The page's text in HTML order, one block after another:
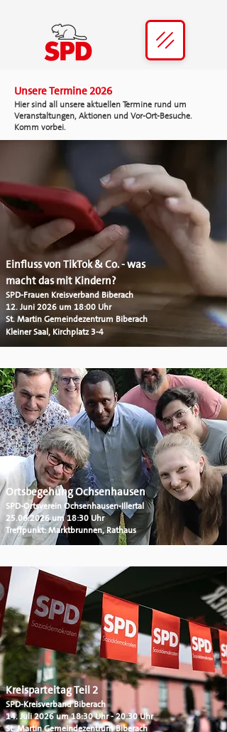
Unsere Termine 2026
Hier sind all unsere aktuellen Termine rund um
Veranstaltungen, Aktionen und Vor-Ort-Besuche.
Komm vorbei.
Einfluss von TikTok & Co. - was
macht das mit Kindern?
SPD-Frauen Kreisverband Biberach
12. Juni 2026 um 18:00 Uhr
St. Martin Gemeindezentrum Biberach
Kleiner Saal, Kirchplatz 3-4
Ortsbegehung Ochsenhausen
SPD-Ortsverein Ochsenhausen-Illertal
25.06.2026um 18:30 Uhr
Treffpunkt: Marktbrunnen, Rathaus
Kreisparteitag Teil 2
SPD-Kreisverband Biberach
14. Juli 2026 um 18:30 Uhr - 20:30 Uhr
St. Martin Gemeindezentrum Biberach